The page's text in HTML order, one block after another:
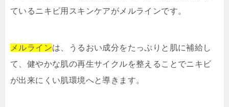
ているニキビ用スキンケアがメルラインです。
メルラインは、うるおい成分をたっぷりと肌に補給し
て、健やかな肌の再生サイクルを整えることでニキビ
が出来にくい肌環境へと導きます。